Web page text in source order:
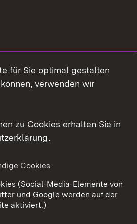
Datenschutz
Cookies
für Sie optimal gestalten
verwenden wir
zu Cookies erhalten Sie in
.
Cookies
(Social-Media-Elemente von
und Google werden auf der
aktiviert.)